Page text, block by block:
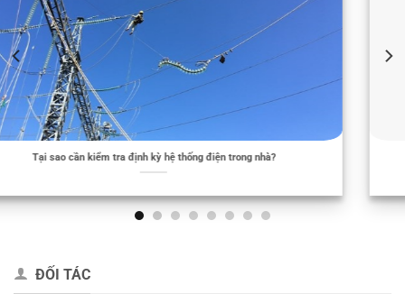
Thông báo nghỉ Tết Nguyên Đán 2025
ĐỐI TÁC